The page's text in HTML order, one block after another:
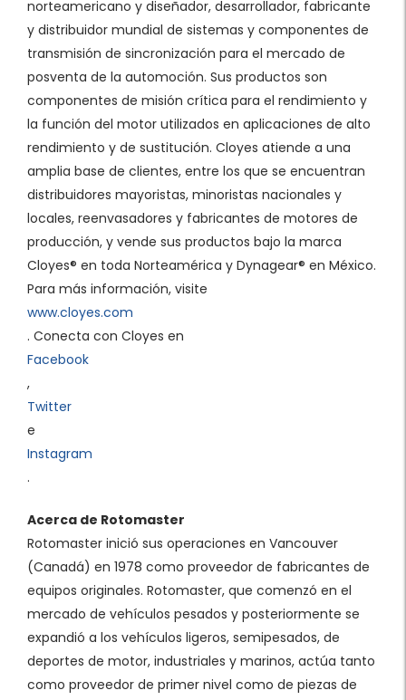
norteamericano y diseñador, desarrollador, fabricante
y distribuidor mundial de sistemas y componentes de
transmisión de sincronización para el mercado de
posventa de la automoción. Sus productos son
componentes de misión crítica para el rendimiento y
la función del motor utilizados en aplicaciones de alto
rendimiento y de sustitución. Cloyes atiende a una
amplia base de clientes, entre los que se encuentran
distribuidores mayoristas, minoristas nacionales y
locales, reenvasadores y fabricantes de motores de
producción, y vende sus productos bajo la marca
Cloyes® en toda Norteamérica y Dynagear® en México.
Para más información, visite
www.cloyes.com
. Conecta con Cloyes en
Facebook
,
Twitter
e
Instagram
.
Acerca de Rotomaster
Rotomaster inició sus operaciones en Vancouver
(Canadá) en 1978 como proveedor de fabricantes de
equipos originales. Rotomaster, que comenzó en el
mercado de vehículos pesados y posteriormente se
expandió a los vehículos ligeros, semipesados, de
deportes de motor, industriales y marinos, actúa tanto
como proveedor de primer nivel como de piezas de